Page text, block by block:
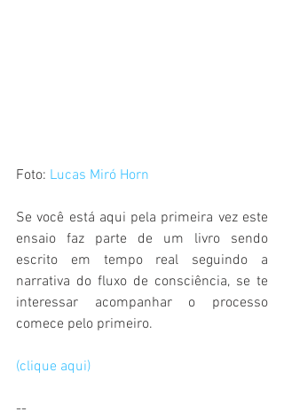
Foto: Lucas Miró Horn
Se você está aqui pela primeira vez este
ensaio faz parte de um livro sendo
escrito em tempo real seguindo a
narrativa do fluxo de consciência, se te
interessar acompanhar o processo
comece pelo primeiro.
(clique aqui)
--